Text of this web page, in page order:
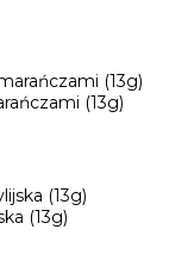
(13g)
(13g)